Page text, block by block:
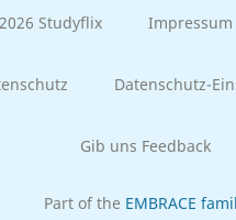
Studyflix Impressum
Datenschutz-
Gib uns Feedback
Part of the EMBRACE